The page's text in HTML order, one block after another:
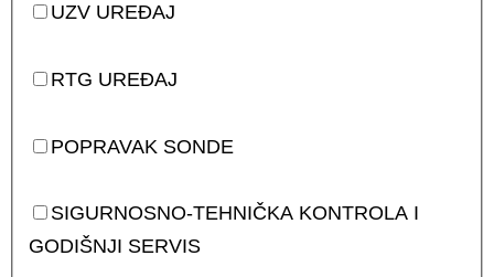
UZV UREĐAJ
RTG UREĐAJ
POPRAVAK SONDE
SIGURNOSNO-TEHNIČKA KONTROLA I
GODIŠNJI SERVIS